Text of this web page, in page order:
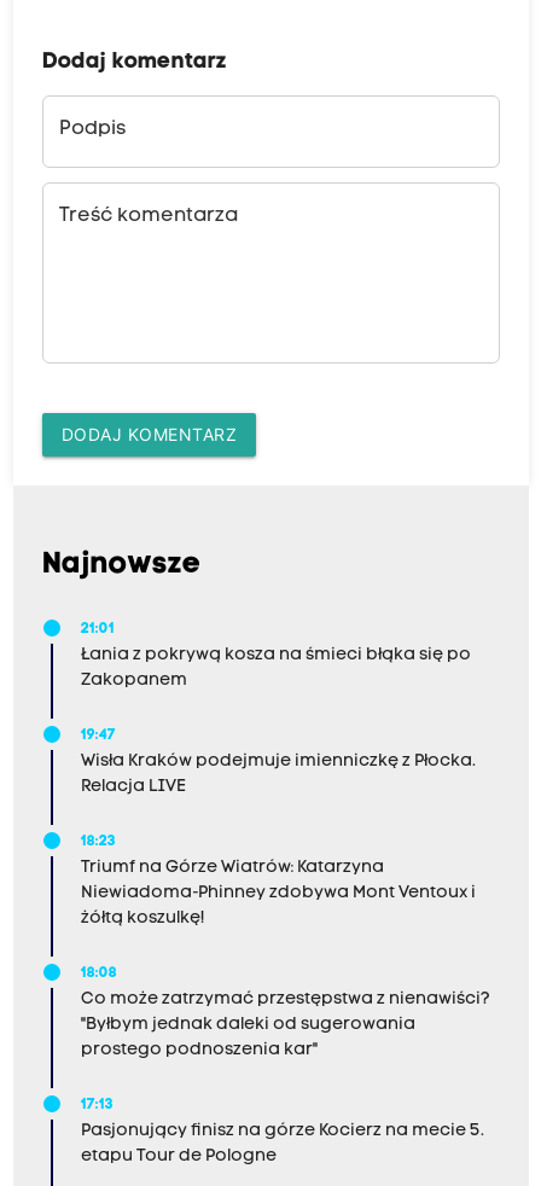
Dodaj komentarz
Podpis
Treść komentarza
DODAJ KOMENTARZ
Najnowsze
21:01
Łania z pokrywą kosza na śmieci błąka się po
Zakopanem
19:47
Wisła Kraków podejmuje imienniczkę z Płocka.
Relacja LIVE
18:23
Triumf na Górze Wiatrów: Katarzyna
Niewiadoma-Phinney zdobywa Mont Ventoux i
żółtą koszulkę!
18:08
Co może zatrzymać przestępstwa z nienawiści?
"Byłbym jednak daleki od sugerowania
prostego podnoszenia kar"
17:13
Pasjonujący finisz na górze Kocierz na mecie 5.
etapu Tour de Pologne